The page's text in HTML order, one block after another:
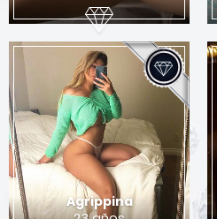
Agrippina